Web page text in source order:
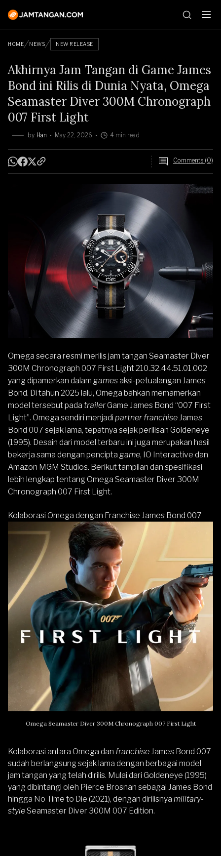
HOME NEWS NEW RELEASE
Akhirnya Jam Tangan di Game James
Bond ini Rilis di Dunia Nyata, Omega
Seamaster Diver 300M Chronograph
007 First Light
by Han May 22, 2026 4 min read
Comments (0)
Omega secara resmi merilis jam tangan Seamaster Diver
300M Chronograph 007 First Light 210.32.44.51.01.002
yang dipamerkan dalam gamesaksi-petualangan James
Bond. Di tahun 2025 lalu, Omega bahkan memamerkan
model tersebut pada trailerGame James Bond “007 First
Light”. Omega sendiri menjadi partner franchiseJames
Bond 007 sejak lama, tepatnya sejak perilisan Goldeneye
(1995). Desain dari model terbaru ini juga merupakan hasil
bekerja sama dengan pencipta game, IO Interactive dan
Amazon MGM Studios. Berikut tampilan dan spesifikasi
lebih lengkap tentang Omega Seamaster Diver 300M
Chronograph 007 First Light.
Kolaborasi Omega dengan Franchise James Bond 007
Omega Seamaster Diver 300M Chronograph 007 First Light
Kolaborasi antara Omega dan franchiseJames Bond 007
sudah berlangsung sejak lama dengan berbagai model
jam tangan yang telah dirilis. Mulai dari Goldeneye (1995)
yang dibintangi oleh Pierce Brosnan sebagai James Bond
hingga No Time to Die (2021), dengan dirilisnya military-
style Seamaster Diver 300M 007 Edition.